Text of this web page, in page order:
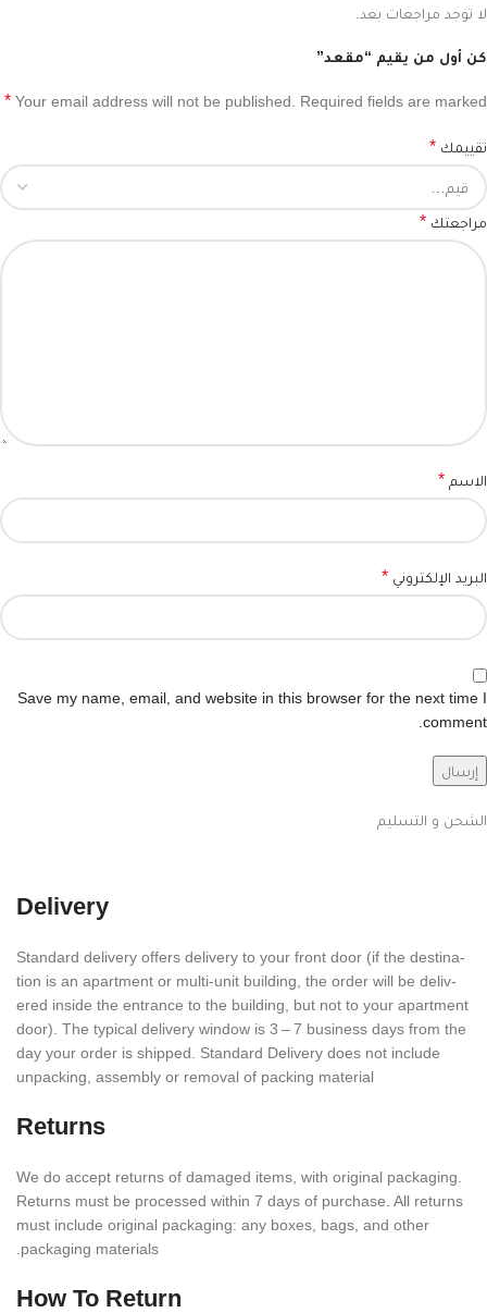
لا توجد مراجعات بعد.
كن أول من يقيم “مقعد”
Your email address will not be published. Required fields are marked
*
تقييمك *
مراجعتك *
الاسم *
البريد الإلكتروني *
Save my name, email, and website in this browser for the next time I
comment.
الشحن و التسليم
Delivery
Stan­dard deliv­ery offers deliv­ery to your front door (if the desti­na­
tion is an apart­ment or multi-unit build­ing, the order will be deliv­
ered inside the entrance to the build­ing, but not to your apart­ment
door). The typical deliv­ery window is 3 – 7 busi­ness days from the
day your order is shipped. Stan­dard Deliv­ery does not include
unpack­ing, assem­bly or removal of packing material
Returns
We do accept returns of damaged items, with orig­i­nal pack­ag­ing.
Returns must be processed within 7 days of purchase. All returns
must include orig­i­nal pack­ag­ing: any boxes, bags, and other
packaging materials.
How To Return